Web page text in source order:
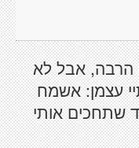
הרבה, אבל לא
עצמן: אשמח
שתחכים אותי